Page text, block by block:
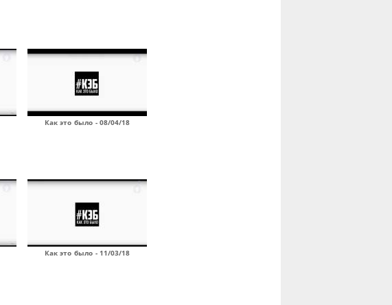
Как это было - 08/04/18
Как это было - 11/03/18